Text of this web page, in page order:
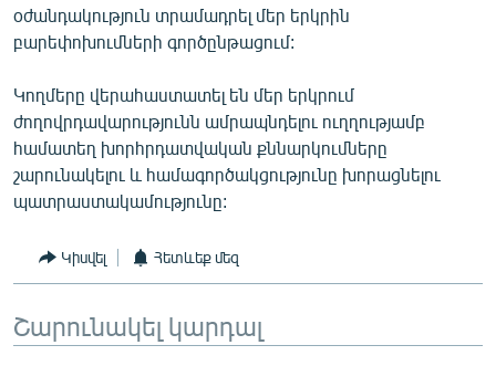
«Ազատության» բոլոր կայքերը
օժանդակություն տրամադրել մեր երկրին
բարեփոխումների գործընթացում:
Կողմերը վերահաստատել են մեր երկրում
ժողովրդավարությունն ամրապնդելու ուղղությամբ
համատեղ խորհրդատվական քննարկումները
շարունակելու և համագործակցությունը խորացնելու
պատրաստակամությունը:
Կիսվել Հետևեք մեզ
Շարունակել կարդալ